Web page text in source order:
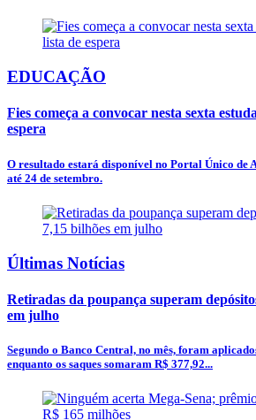
EDUCAÇÃO
Fies começa a convocar nesta sexta
espera
O resultado estará disponível no Portal Único de
até 24 de setembro.
Últimas Notícias
Retiradas da poupança superam
em julho
Segundo o Banco Central, no mês, foram
enquanto os saques somaram R$ 377,92...